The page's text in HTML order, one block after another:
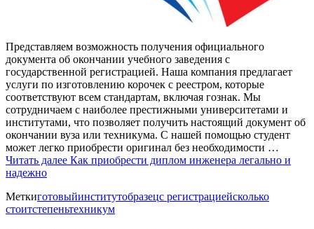
Представляем возможность получения официального
документа об окончании учебного заведения с
государственной регистрацией. Наша компания предлагает
услуги по изготовлению корочек с реестром, которые
соответствуют всем стандартам, включая гознак. Мы
сотрудничаем с наиболее престижными университетами и
институтами, что позволяет получить настоящий документ об
окончании вуза или техникума. С нашей помощью студент
может легко приобрести оригинал без необходимости …
Читать далее Как приобрести диплом инженера легально и
надежно
Меткиготовыйинститутобразецс регистрациейсколько
стоитстепеньтехникум